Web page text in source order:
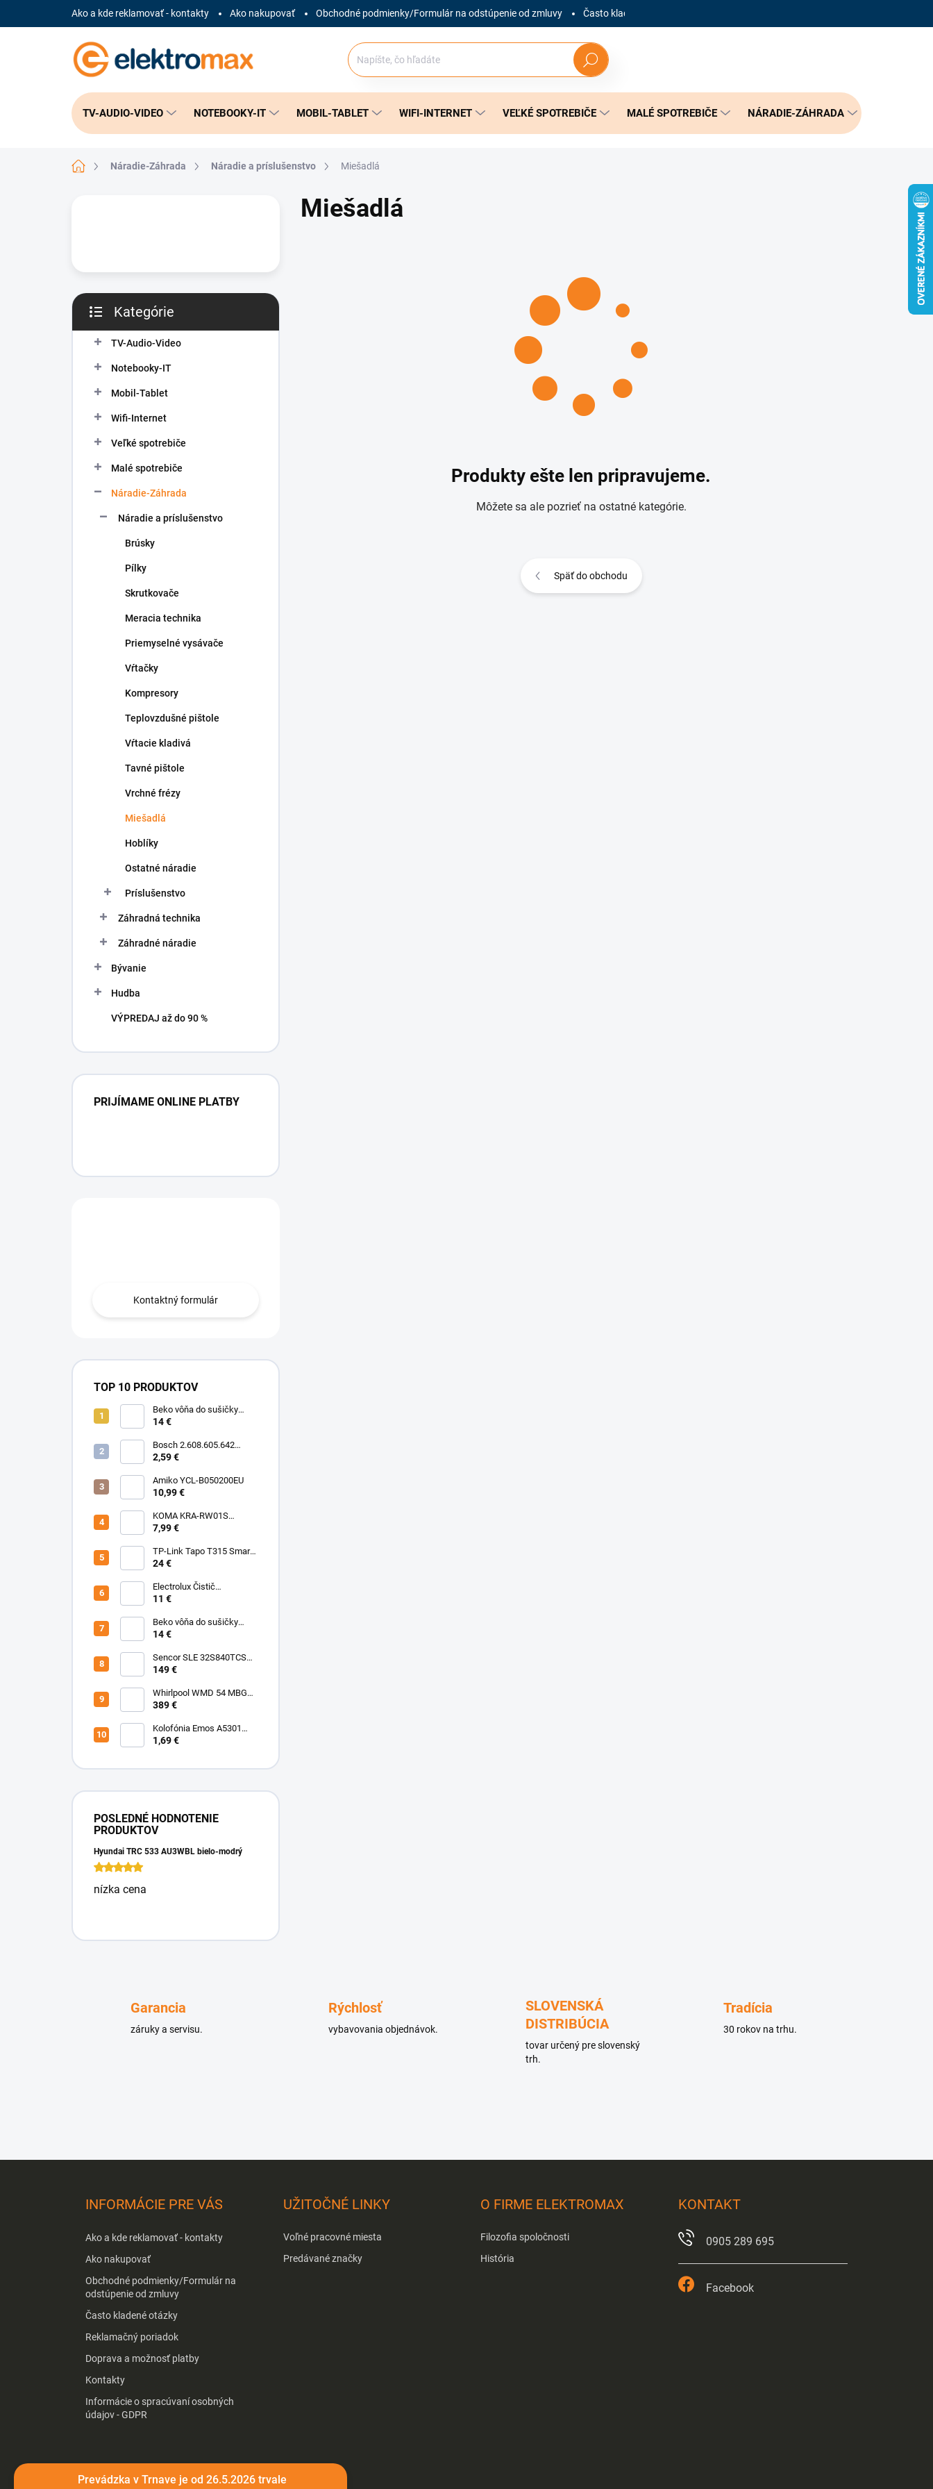
Prevádzka v Trnave je od 26.5.2026 trvale
Ako a kde reklamovať - kontakty Ako nakupovať Obchodné podmienky/Formulár na odstúpenie od zmluvy Často kladené otázky
Hľadať
TV-AUDIO-VIDEO NOTEBOOKY-IT MOBIL-TABLET WIFI-INTERNET VEĽKÉ SPOTREBIČE MALÉ SPOTREBIČE NÁRADIE-ZÁHRADA
DomovNáradie-Záhrada Náradie a príslušenstvo Miešadlá
a
n
kategórie
Kategórie
TV-Audio-Video
Notebooky-IT
Mobil-Tablet
Wifi-Internet
Veľké spotrebiče
Malé spotrebiče
Náradie-Záhrada
Náradie a príslušenstvo
Brúsky
Pílky
Skrutkovače
Meracia technika
Priemyselné vysávače
Vŕtačky
Kompresory
Teplovzdušné pištole
Vŕtacie kladivá
Tavné pištole
Vrchné frézy
Miešadlá
Hoblíky
Ostatné náradie
Príslušenstvo
Záhradná technika
Záhradné náradie
Bývanie
Hudba
VÝPREDAJ až do 90 %
PRIJÍMAME ONLINE PLATBY
Kontaktný formulár
TOP 10 PRODUKTOV
Beko vôňa do sušičky
Floral BFFL16 Chémia
14 €
Bosch 2.608.605.642
Brúsny list C430, 5-kusové
2,59 €
Amiko YCL-B050200EU
10,99 €
KOMA KRA-RW01S
(Rowenta Ru,Rb) Sáčky
7,99 €
TP-Link Tapo T315 Smart
teplotný a vlhkostný
24 €
Electrolux Čistič
nerezových povrchov
11 €
Beko vôňa do sušičky
Fresh BFFR16 Chémia
14 €
Sencor SLE 32S840TCSB
TV
149 €
Whirlpool WMD 54 MBG
Mikrovlnka vstavaná
389 €
Kolofónia Emos A5301
16g
1,69 €
POSLEDNÉ HODNOTENIE
PRODUKTOV
Hyundai TRC 533 AU3WBL bielo-modrý
nízka cena
Miešadlá
Produkty ešte len pripravujeme.
Môžete sa ale pozrieť na ostatné kategórie.
Späť do obchodu
Garancia
záruky a servisu.
Rýchlosť
vybavovania objednávok.
SLOVENSKÁ
DISTRIBÚCIA
tovar určený pre slovenský
trh.
Tradícia
30 rokov na trhu.
INFORMÁCIE PRE VÁS
Ako a kde reklamovať - kontakty
Ako nakupovať
Obchodné podmienky/Formulár na
odstúpenie od zmluvy
Často kladené otázky
Reklamačný poriadok
Doprava a možnosť platby
Kontakty
Informácie o spracúvaní osobných
údajov - GDPR
UŽITOČNÉ LINKY
Voľné pracovné miesta
Predávané značky
O FIRME ELEKTROMAX
Filozofia spoločnosti
História
KONTAKT
0905 289 695
Facebook